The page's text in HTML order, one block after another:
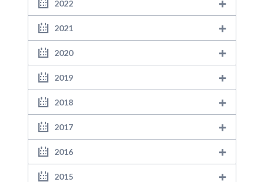
2022
2021
2020
2019
2018
2017
2016
2015